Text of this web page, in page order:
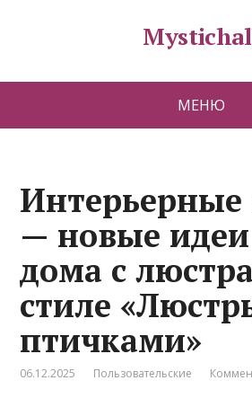
МЕНЮ
— новые
дома с
стиле
птичками»
06.12.2025 Пользовательские